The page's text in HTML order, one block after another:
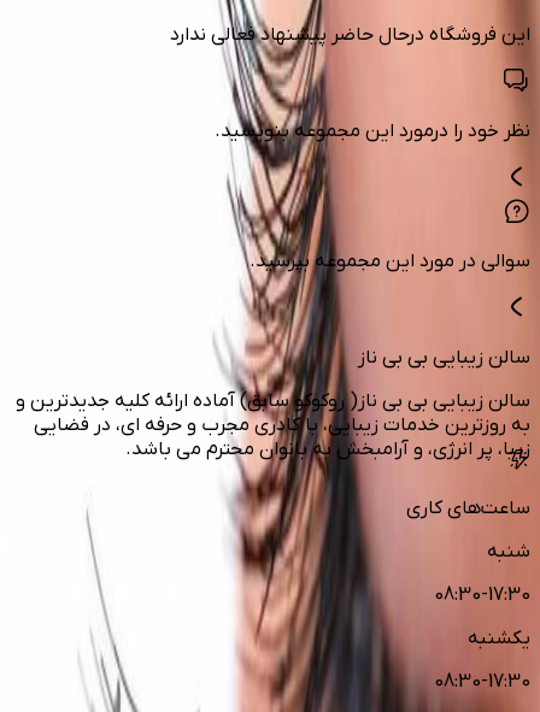
این فروشگاه درحال حاضر پیشنهاد فعالی ندارد
نظر خود را درمورد این مجموعه بنویسید.
سوالی در مورد این مجموعه بپرسید.
سالن زیبایی بی بی ناز
سالن زیبایی بی بی ناز( روکوکو سابق) آماده ارائه کلیه جدیدترین و
به روزترین خدمات زیبایی، با کادری مجرب و حرفه ای، در فضایی
زیبا، پر انرژی، و آرامبخش به بانوان محترم می باشد.
ساعت‌های کاری
شنبه
08:30-17:30
یکشنبه
08:30-17:30